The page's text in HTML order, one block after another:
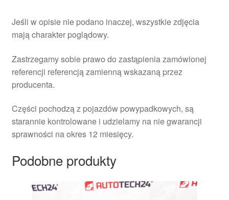
Jeśli w opisie nie podano inaczej, wszystkie zdjęcia
mają charakter poglądowy.
Zastrzegamy sobie prawo do zastąpienia zamówionej
referencji referencją zamienną wskazaną przez
producenta.
Części pochodzą z pojazdów powypadkowych, są
starannie kontrolowane i udzielamy na nie gwarancji
sprawności na okres 12 miesięcy.
Podobne produkty